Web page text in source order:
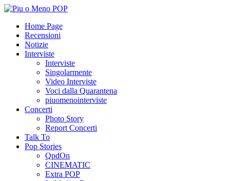
Home Page
Recensioni
Notizie
Interviste
Interviste
Singolarmente
Video Interviste
Voci dalla Quarantena
piuomenointerviste
Concerti
Photo Story
Report Concerti
Talk To
Pop Stories
QpdOn
CINEMATIC
Extra POP